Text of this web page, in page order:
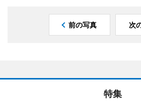
前の写真 次
特集